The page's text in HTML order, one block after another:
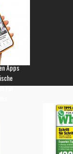
Apps
für